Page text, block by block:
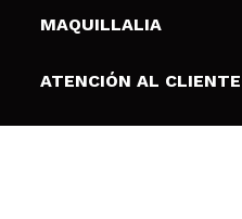
MAQUILLALIA
Sobre nosotros
ATENCIÓN AL CLIENTE
Envíos y devoluciones